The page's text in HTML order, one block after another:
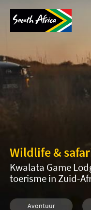
Wildlife &
Kwalata Game
toerisme in Zuid-
Avontuur